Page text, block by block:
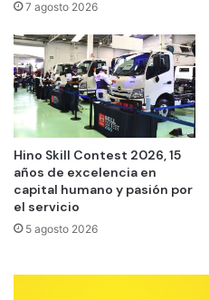
7 agosto 2026
Hino Skill Contest 2026, 15
años de excelencia en
capital humano y pasión por
el servicio
5 agosto 2026